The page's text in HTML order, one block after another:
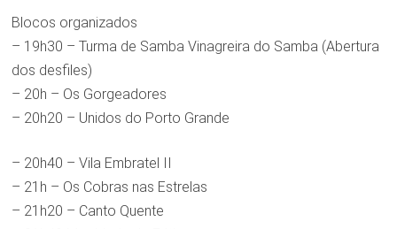
Blocos organizados
– 19h30 – Turma de Samba Vinagreira do Samba (Abertura
dos desfiles)
– 20h – Os Gorgeadores
– 20h20 – Unidos do Porto Grande
– 20h40 – Vila Embratel II
– 21h – Os Cobras nas Estrelas
– 21h20 – Canto Quente